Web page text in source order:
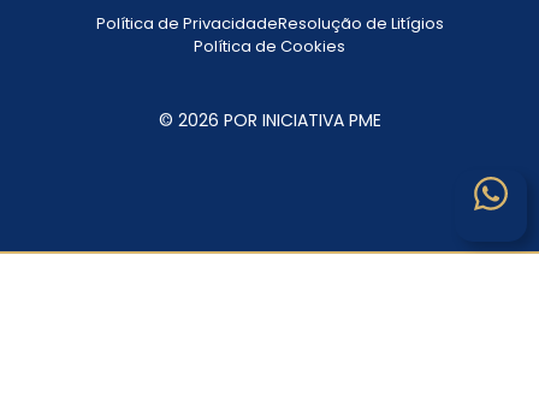
© 2026 POR INICIATIVA PME
Política de PrivacidadeResolução de Litígios
Política de Cookies